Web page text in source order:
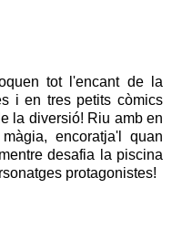
tot l'encant de la
i en tres petits còmics
la diversió! Riu amb en
encoratja'l quan
desafia la piscina
protagonistes!